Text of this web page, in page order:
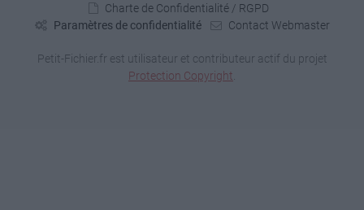
Charte de Confidentialité / RGPD
Paramètres de confidentialité
Contact Webmaster
Petit-Fichier.fr est utilisateur et contributeur actif du projet
Protection Copyright